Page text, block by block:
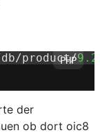
db/product/9.2
der
ob dort oic8